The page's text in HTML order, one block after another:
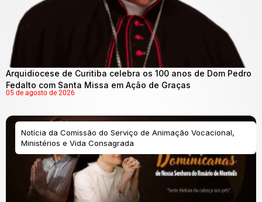
Arquidiocese de Curitiba celebra os 100 anos de Dom Pedro
Fedalto com Santa Missa em Ação de Graças
05 de agosto de 2026
Notícia da Comissão do Serviço de Animação Vocacional,
Ministérios e Vida Consagrada